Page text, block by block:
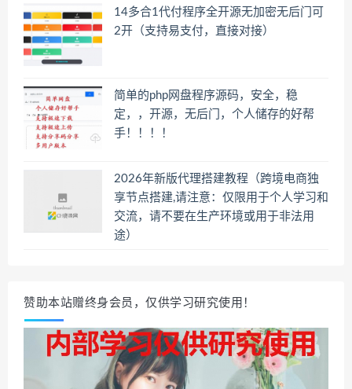
14多合1代付程序全开源无加密无后门可
2开（支持易支付，直接对接）
简单的php网盘程序源码，安全，稳
定，，开源，无后门，个人储存的好帮
手！！！！
2026年新版代理搭建教程（跨境电商独
享节点搭建,请注意：仅限用于个人学习和
交流，请不要在生产环境或用于非法用
途）
赞助本站赠终身会员，仅供学习研究使用！